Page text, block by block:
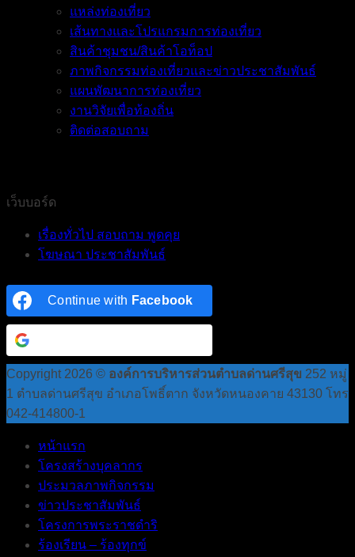
แหล่งท่องเที่ยว
เส้นทางและโปรแกรมการท่องเที่ยว
สินค้าชุมชน/สินค้าโอท็อป
ภาพกิจกรรมท่องเที่ยวและข่าวประชาสัมพันธ์
แผนพัฒนาการท่องเที่ยว
งานวิจัยเพื่อท้องถิ่น
ติดต่อสอบถาม
เว็บบอร์ด
เรื่องทั่วไป สอบถาม พูดคุย
โฆษณา ประชาสัมพันธ์
Continue with Facebook
Copyright 2026 © องค์การบริหารส่วนตำบลด่านศรีสุข 252 หมู่
1 ตำบลด่านศรีสุข อำเภอโพธิ์ตาก จังหวัดหนองคาย 43130 โทร
042-414800-1
หน้าแรก
โครงสร้างบุคลากร
ประมวลภาพกิจกรรม
ข่าวประชาสัมพันธ์
โครงการพระราชดำริ
ร้องเรียน – ร้องทุกข์